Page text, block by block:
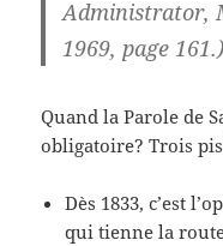
Administrator,
1969, page 161.)
Quand la Parole de
obligatoire? Trois
Dès 1833, c’est
qui tienne la